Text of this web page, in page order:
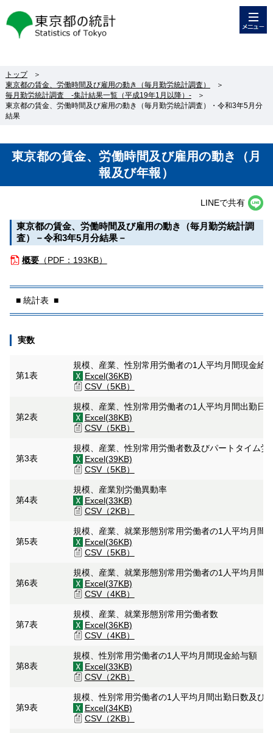
東京都の統計
トップ
＞
東京都の賃金、労働時間及び雇用の動き（毎月勤労統計調査）
＞
毎月勤労統計調査 -集計結果一覧（平成19年1月以降）-
＞
東京都の賃金、労働時間及び雇用の動き（毎月勤労統計調査）・令和3年5月分
結果
東京都の賃金、労働時間及び雇用の動き（月
報及び年報）
LINEで共有
東京都の賃金、労働時間及び雇用の動き（毎月勤労統計調
査）－令和3年5月分結果－
概要（PDF：193KB）
■ 統計表 ■
実数
第1表
規模、産業、性別常用労働者の1人平均月間現金給
Excel(36KB)
CSV（5KB）
第2表
規模、産業、性別常用労働者の1人平均月間出勤日
Excel(38KB)
CSV（5KB）
第3表
規模、産業、性別常用労働者数及びパートタイム
Excel(39KB)
CSV（5KB）
第4表
規模、産業別労働異動率
Excel(33KB)
CSV（2KB）
第5表
規模、産業、就業形態別常用労働者の1人平均月間
Excel(36KB)
CSV（5KB）
第6表
規模、産業、就業形態別常用労働者の1人平均月間
Excel(37KB)
CSV（4KB）
第7表
規模、産業、就業形態別常用労働者数
Excel(36KB)
CSV（4KB）
第8表
規模、性別常用労働者の1人平均月間現金給与額
Excel(33KB)
CSV（2KB）
第9表
規模、性別常用労働者の1人平均月間出勤日数及び
Excel(34KB)
CSV（2KB）